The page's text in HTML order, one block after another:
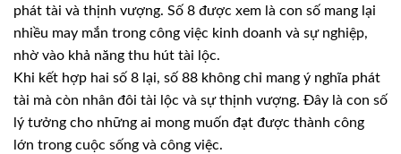
phát tài và thịnh vượng. Số 8 được xem là con số mang lại
nhiều may mắn trong công việc kinh doanh và sự nghiệp,
nhờ vào khả năng thu hút tài lộc.
Khi kết hợp hai số 8 lại, số 88 không chỉ mang ý nghĩa phát
tài mà còn nhân đôi tài lộc và sự thịnh vượng. Đây là con số
lý tưởng cho những ai mong muốn đạt được thành công
lớn trong cuộc sống và công việc.